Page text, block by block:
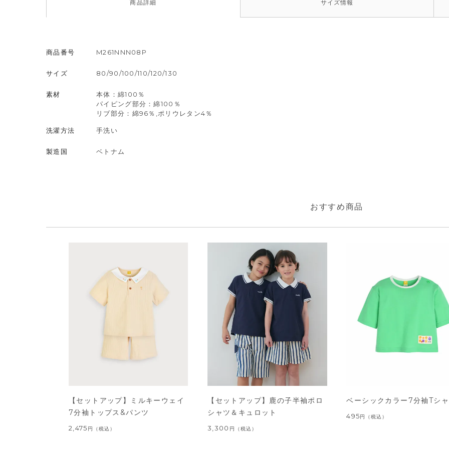
商品詳細 サイズ情報
商品番号 M261NNN08P
サイズ 80/90/100/110/120/130
素材
本体：綿100％
パイピング部分：綿100％
リブ部分：綿96％,ポリウレタン4％
洗濯方法 手洗い
製造国 ベトナム
おすすめ商品
【セットアップ】ミルキーウェイ
7分袖トップス&パンツ
2,475 円 （税込）
【セットアップ】鹿の子半袖ポロ
シャツ＆キュロット
3,300 円 （税込）
ベーシックカラー7分袖Tシ
495円 （税込）